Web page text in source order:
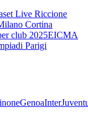
Live Riccione
Cortina
club 2025EICMA
Parigi
GenoaInter